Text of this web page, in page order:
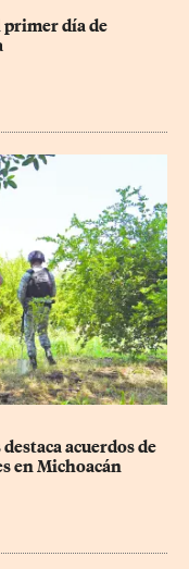
primer día de
acuerdos de
en Michoacán